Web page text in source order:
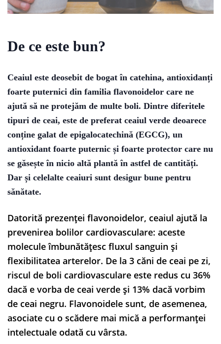
De ce este bun?
Ceaiul este deosebit de bogat în catehina, antioxidanți
foarte puternici din familia flavonoidelor care ne
ajută să ne protejăm de multe boli. Dintre diferitele
tipuri de ceai, este de preferat ceaiul verde deoarece
conține galat de epigalocatechină (EGCG), un
antioxidant foarte puternic și foarte protector care nu
se găsește în nicio altă plantă în astfel de cantități.
Dar și celelalte ceaiuri sunt desigur bune pentru
sănătate.
Datorită prezenței flavonoidelor, ceaiul ajută la
prevenirea bolilor cardiovasculare: aceste
molecule îmbunătățesc fluxul sanguin și
flexibilitatea arterelor. De la 3 căni de ceai pe zi,
riscul de boli cardiovasculare este redus cu 36%
dacă e vorba de ceai verde și 13% dacă vorbim
de ceai negru. Flavonoidele sunt, de asemenea,
asociate cu o scădere mai mică a performanței
intelectuale odată cu vârsta.